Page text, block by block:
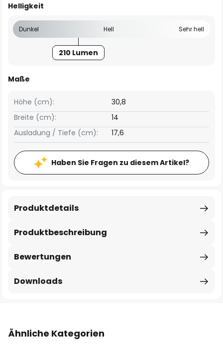
Helligkeit
Dunkel Hell Sehr hell
210 Lumen
Maße
Breite (cm): 14
Höhe (cm): 30,8
Ausladung / Tiefe (cm): 17,6
Haben Sie Fragen zu diesem Artikel?
Produktbeschreibung
Produktdetails
Bewertungen
Downloads
Ähnliche Kategorien